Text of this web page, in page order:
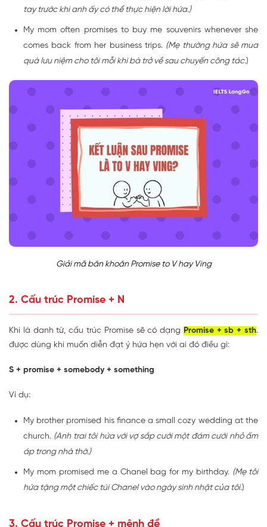
tay trước khi anh ấy có thể thực hiện lời hứa.)
My mom often promises to buy me souvenirs whenever she
comes back from her business trips. (Mẹ thường hứa sẽ mua
quà lưu niệm cho tôi mỗi khi bà trở về sau chuyến công tác.)
Giải mã băn khoăn Promise to V hay Ving
2. Cấu trúc Promise + N
Khi là danh từ, cấu trúc Promise sẽ có dạng Promise + sb + sth.
được dùng khi muốn diễn đạt ý hứa hẹn với ai đó điều gì:
S + promise + somebody + something
Ví dụ:
My brother promised his finance a small cozy wedding at the
church. (Anh trai tôi hứa với vợ sắp cưới một đám cưới nhỏ ấm
áp trong nhà thờ.)
My mom promised me a Chanel bag for my birthday. (Mẹ tôi
hứa tặng một chiếc túi Chanel vào ngày sinh nhật của tôi.)
3. Cấu trúc Promise + mệnh đề